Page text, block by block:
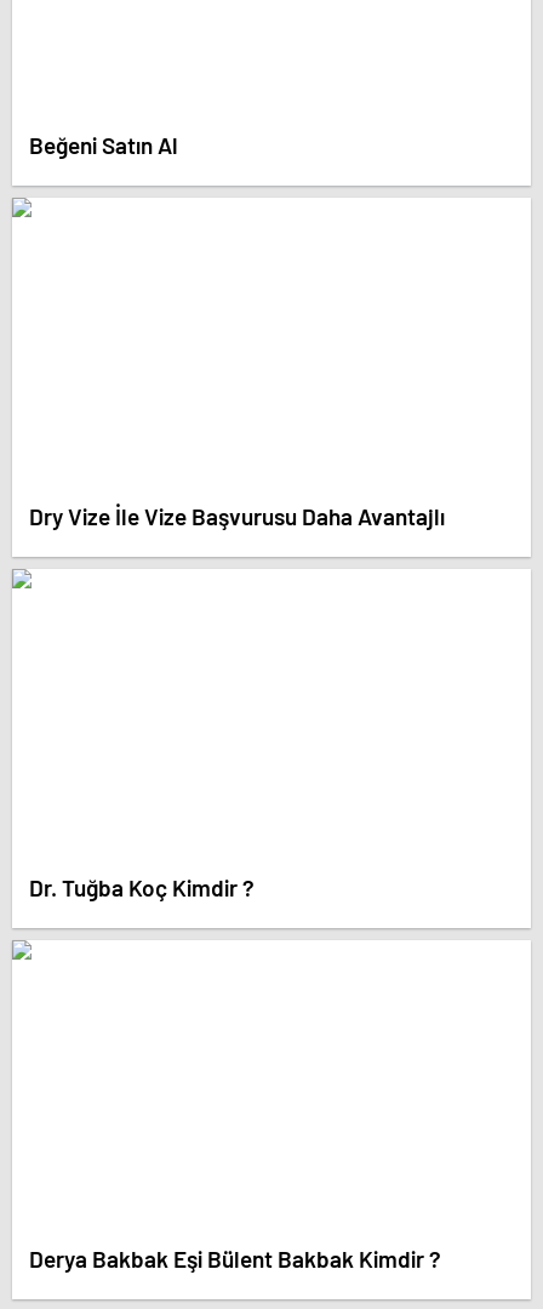
Beğeni Satın Al
Dry Vize İle Vize Başvurusu Daha Avantajlı
Dr. Tuğba Koç Kimdir ?
Derya Bakbak Eşi Bülent Bakbak Kimdir ?